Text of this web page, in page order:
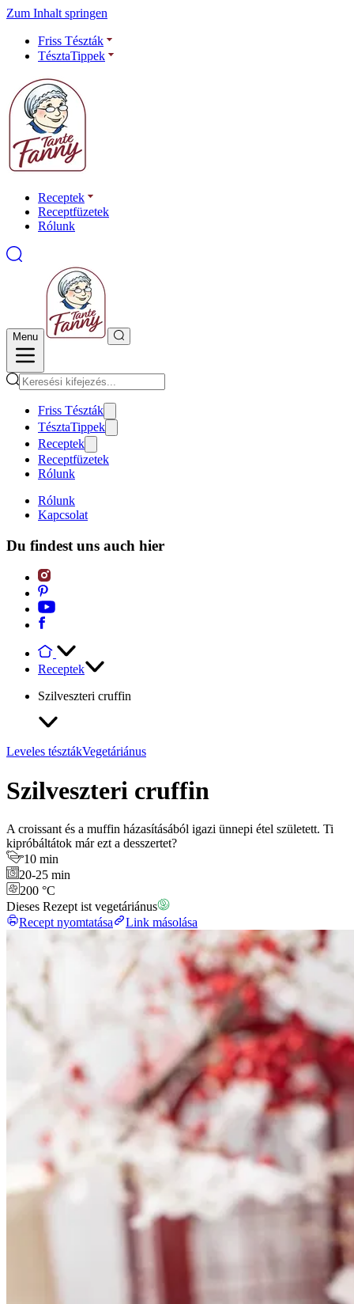
Zum Inhalt springen
Friss Tészták
TésztaTippek
Receptek
Receptfüzetek
Rólunk
Menu
Friss Tészták
TésztaTippek
Receptek
Receptfüzetek
Rólunk
Rólunk
Kapcsolat
Du findest uns auch hier
Receptek
Szilveszteri cruffin
Leveles tésztákVegetáriánus
Szilveszteri cruffin
A croissant és a muffin házasításából igazi ünnepi étel született. Ti
kipróbáltátok már ezt a desszertet?
10 min
20-25 min
200 °C
Dieses Rezept ist vegetáriánus
Recept nyomtatása
Link másolása